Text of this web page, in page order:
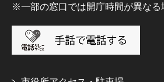
※一部の窓口では開庁時間が異なる